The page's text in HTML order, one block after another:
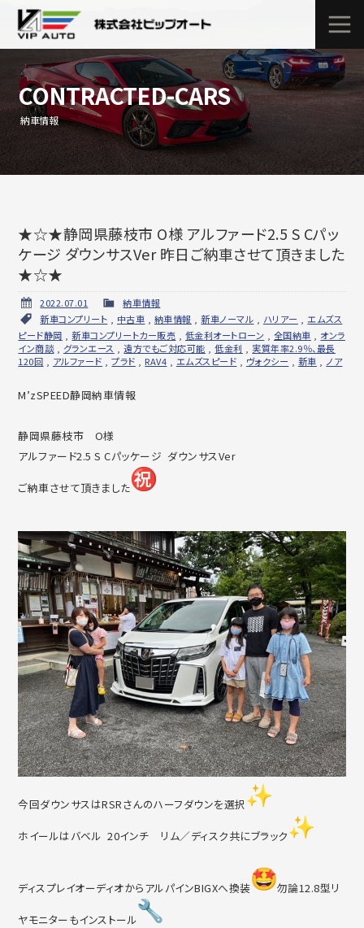
CONTRACTED-CARS
納車情報
★☆★静岡県藤枝市 O様 アルファード2.5 S Cパッ
ケージ ダウンサスVer 昨日ご納車させて頂きました
★☆★
2022.07.01
納車情報
新車コンプリート
中古車 納車情報 ,新車ノーマル ハリアー
エムズス
ピード静岡 ,新車コンプリートカー販売 低金利オートローン 全国納車
オンラ
イン商談, グランエース ,遠方でもご対応可能 ,低金利
実質年率2.9％、最長
120回
アルファード ,プラド RAV4 エムズスピード ヴォクシー 新車 ノア
M’zSPEED静岡納車情報
静岡県藤枝市 O様
アルファード2.5 S Cパッケージ ダウンサスVer
ご納車させて頂きました
今回ダウンサスはRSRさんのハーフダウンを選択
ホイールはバベル 20インチ リム／ディスク共にブラック
ディスプレイオーディオからアルパインBIGXへ換装 勿論12.8型リ
ヤモニターもインストール